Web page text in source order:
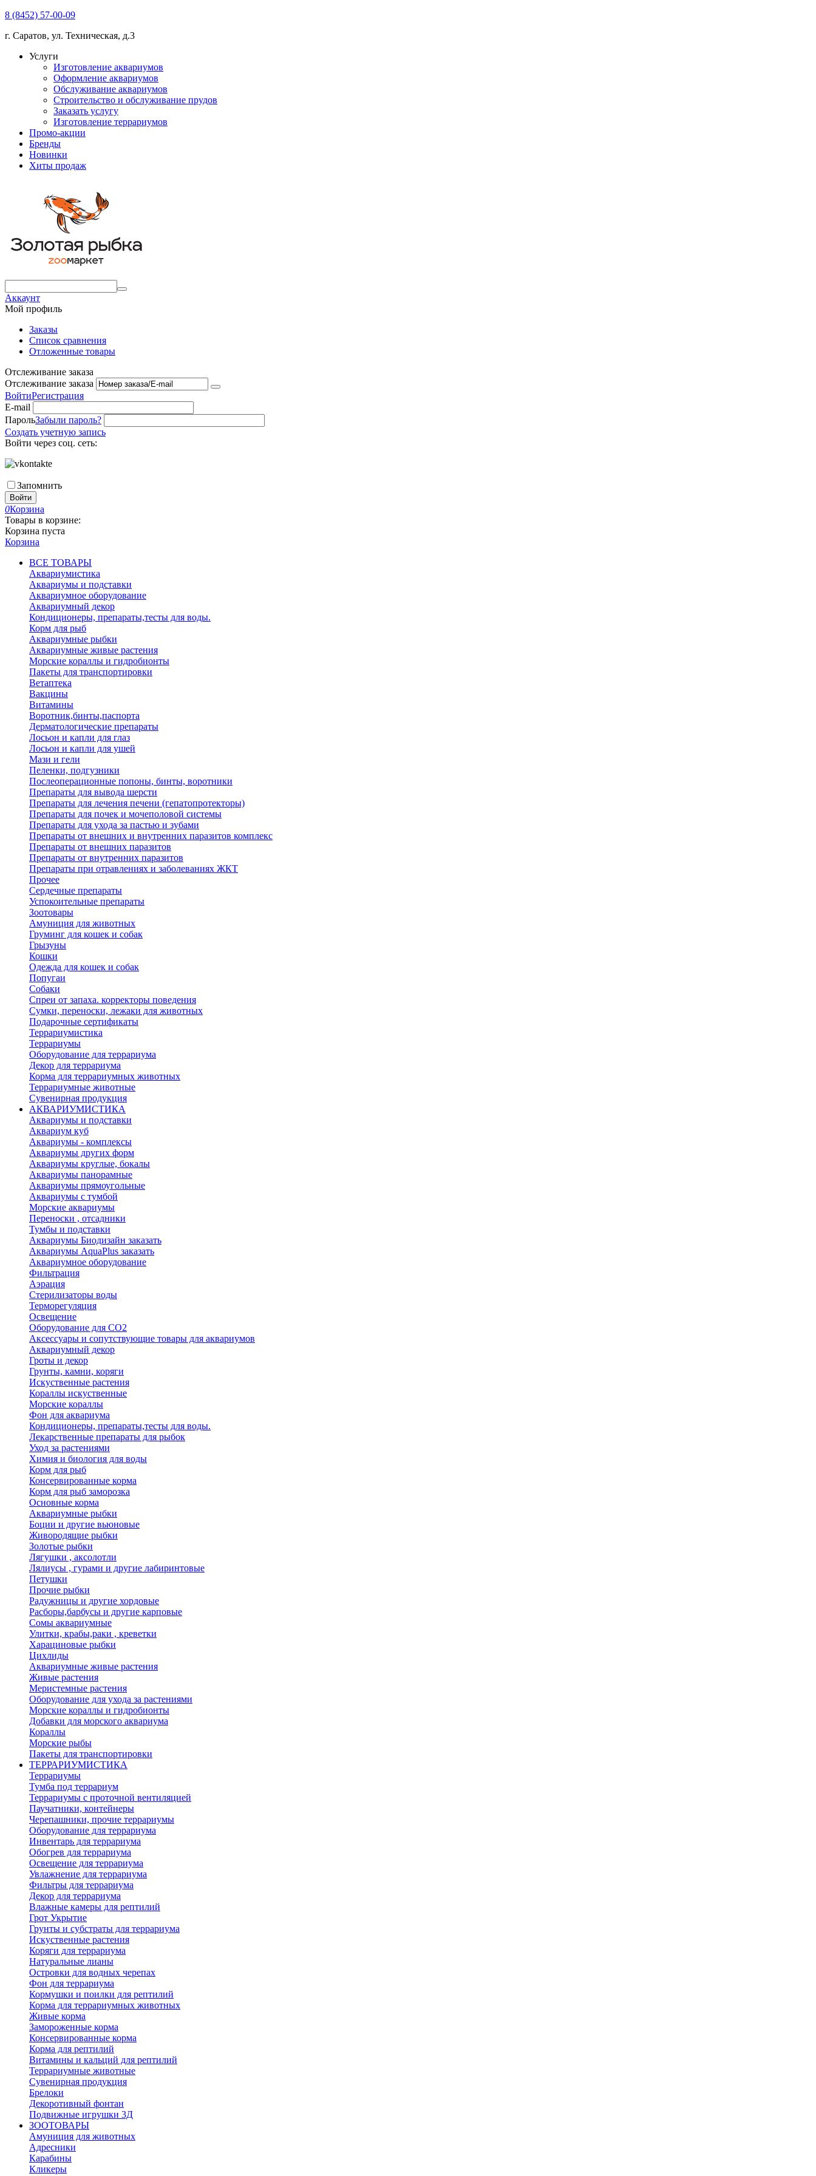
8 (8452) 57-00-09
г. Саратов, ул. Техническая, д.3
Услуги
Изготовление аквариумов
Оформление аквариумов
Обслуживание аквариумов
Строительство и обслуживание прудов
Заказать услугу
Изготовление террариумов
Промо-акции
Бренды
Новинки
Хиты продаж
Аккаунт
Мой профиль
Заказы
Список сравнения
Отложенные товары
Отслеживание заказа
Отслеживание заказа
ВойтиРегистрация
E-mail
ПарольЗабыли пароль?
Создать учетную запись
Войти через соц. сеть:
Запомнить
Войти
0Корзина
Товары в корзине:
Корзина пуста
Корзина
ВСЕ ТОВАРЫ
Аквариумистика
Аквариумы и подставки
Аквариумное оборудование
Аквариумный декор
Кондиционеры, препараты,тесты для воды.
Корм для рыб
Аквариумные рыбки
Аквариумные живые растения
Морские кораллы и гидробионты
Пакеты для транспортировки
Ветаптека
Вакцины
Витамины
Воротник,бинты,паспорта
Дерматологические препараты
Лосьон и капли для глаз
Лосьон и капли для ушей
Мази и гели
Пеленки, подгузники
Послеоперационные попоны, бинты, воротники
Препараты для вывода шерсти
Препараты для лечения печени (гепатопротекторы)
Препараты для почек и мочеполовой системы
Препараты для ухода за пастью и зубами
Препараты от внешних и внутренних паразитов комплекс
Препараты от внешних паразитов
Препараты от внутренних паразитов
Препараты при отравлениях и заболеваниях ЖКТ
Прочее
Сердечные препараты
Успокоительные препараты
Зоотовары
Амуниция для животных
Груминг для кошек и собак
Грызуны
Кошки
Одежда для кошек и собак
Попугаи
Собаки
Спреи от запаха. корректоры поведения
Сумки, переноски, лежаки для животных
Подарочные сертификаты
Террариумистика
Террариумы
Оборудование для террариума
Декор для террариума
Корма для террариумных животных
Террариумные животные
Сувенирная продукция
АКВАРИУМИСТИКА
Аквариумы и подставки
Аквариум куб
Аквариумы - комплексы
Аквариумы других форм
Аквариумы круглые, бокалы
Аквариумы панорамные
Аквариумы прямоугольные
Аквариумы с тумбой
Морские аквариумы
Переноски , отсадники
Тумбы и подставки
Аквариумы Биодизайн заказать
Аквариумы AquaPlus заказать
Аквариумное оборудование
Фильтрация
Аэрация
Стерилизаторы воды
Терморегуляция
Освещение
Оборудование для CO2
Аксессуары и сопутствующие товары для аквариумов
Аквариумный декор
Гроты и декор
Грунты, камни, коряги
Искуственные растения
Кораллы искуственные
Морские кораллы
Фон для аквариума
Кондиционеры, препараты,тесты для воды.
Лекарственные препараты для рыбок
Уход за растениями
Химия и биология для воды
Корм для рыб
Консервированные корма
Корм для рыб заморозка
Основные корма
Аквариумные рыбки
Боции и другие вьюновые
Живородящие рыбки
Золотые рыбки
Лягушки , аксолотли
Лялиусы , гурами и другие лабиринтовые
Петушки
Прочие рыбки
Радужницы и другие хордовые
Расборы,барбусы и другие карповые
Сомы аквариумные
Улитки, крабы,раки , креветки
Харациновые рыбки
Цихлиды
Аквариумные живые растения
Живые растения
Меристемные растения
Оборудование для ухода за растениями
Морские кораллы и гидробионты
Добавки для морского аквариума
Кораллы
Морские рыбы
Пакеты для транспортировки
ТЕРРАРИУМИСТИКА
Террариумы
Тумба под террариум
Террариумы с проточной вентиляцией
Паучатники, контейнеры
Черепашники, прочие террариумы
Оборудование для террариума
Инвентарь для террариума
Обогрев для террариума
Освещение для террариума
Увлажнение для террариума
Фильтры для террариума
Декор для террариума
Влажные камеры для рептилий
Грот Укрытие
Грунты и субстраты для террариума
Искуственные растения
Коряги для террариума
Натуральные лианы
Островки для водных черепах
Фон для террариума
Кормушки и поилки для рептилий
Корма для террариумных животных
Живые корма
Замороженные корма
Консервированные корма
Корма для рептилий
Витамины и кальций для рептилий
Террариумные животные
Сувенирная продукция
Брелоки
Декоротивный фонтан
Подвижные игрушки 3Д
ЗООТОВАРЫ
Амуниция для животных
Адресники
Карабины
Кликеры